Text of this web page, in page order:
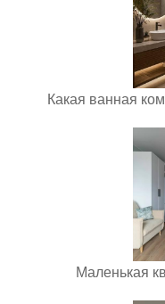
Какая ванная
Маленькая